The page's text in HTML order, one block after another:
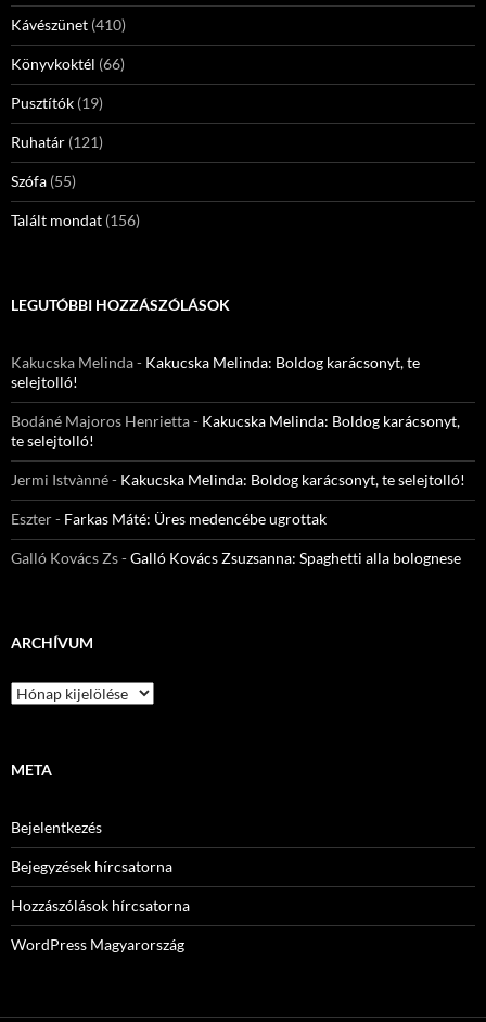
Kávészünet (410)
Könyvkoktél (66)
Pusztítók (19)
Ruhatár (121)
Szófa (55)
Talált mondat (156)
LEGUTÓBBI HOZZÁSZÓLÁSOK
Kakucska Melinda- Kakucska Melinda: Boldog karácsonyt, te
selejtolló!
Bodáné Majoros Henrietta- Kakucska Melinda: Boldog karácsonyt,
te selejtolló!
Jermi Istvànné- Kakucska Melinda: Boldog karácsonyt, te selejtolló!
Eszter- Farkas Máté: Üres medencébe ugrottak
Galló Kovács Zs-Galló Kovács Zsuzsanna: Spaghetti alla bolognese
ARCHÍVUM
Archívum
META
Bejelentkezés
Bejegyzések hírcsatorna
Hozzászólások hírcsatorna
WordPress Magyarország